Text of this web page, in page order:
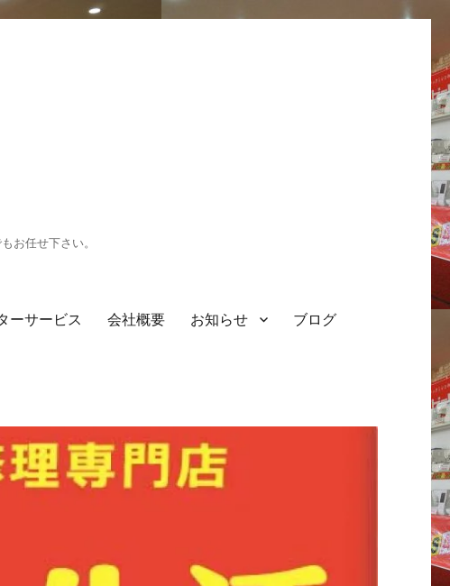
お任せ下さい。
ーサービス 会社概要 お知らせ ブログ